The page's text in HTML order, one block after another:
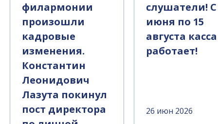
филармонии
произошли
кадровые
изменения.
Константин
Леонидович
Лазута покинул
пост директора
слушатели! С
июня по 15
августа
работает!
26 июн 2026